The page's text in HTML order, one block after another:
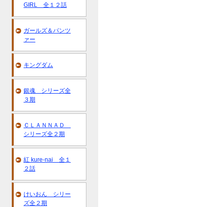
GIRL 全１２話
ガールズ＆パンツ
ァー
キングダム
銀魂 シリーズ全
３期
ＣＬＡＮＮＡＤ
シリーズ全２期
紅 kure-nai 全１
２話
けいおん シリー
ズ全２期